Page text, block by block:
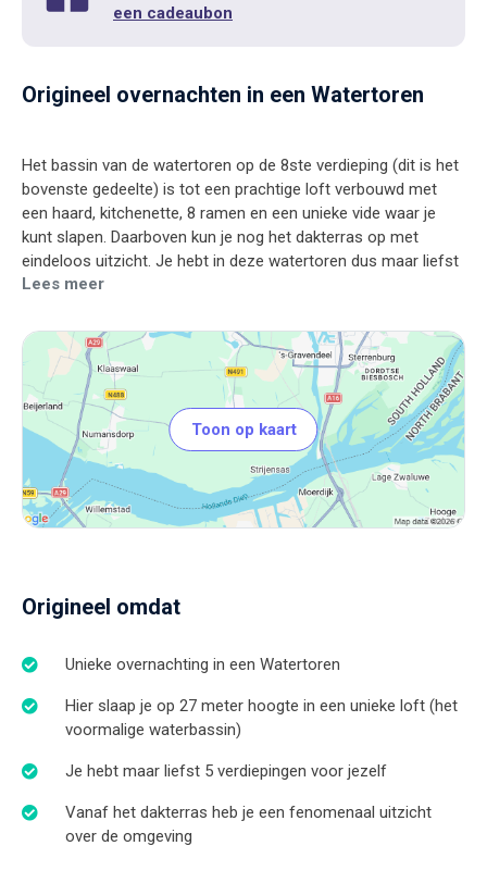
een cadeaubon
Origineel overnachten in een Watertoren
Het bassin van de watertoren op de 8ste verdieping (dit is het
bovenste gedeelte) is tot een prachtige loft verbouwd met
een haard, kitchenette, 8 ramen en een unieke vide waar je
kunt slapen. Daarboven kun je nog het dakterras op met
eindeloos uitzicht. Je hebt in deze watertoren dus maar liefst
vijf verdiepingen voor jezelf. Op de 6e verdieping kun je
Lees meer
Toon op kaart
Origineel omdat
Unieke overnachting in een Watertoren
Hier slaap je op 27 meter hoogte in een unieke loft (het
voormalige waterbassin)
Je hebt maar liefst 5 verdiepingen voor jezelf
Vanaf het dakterras heb je een fenomenaal uitzicht
over de omgeving